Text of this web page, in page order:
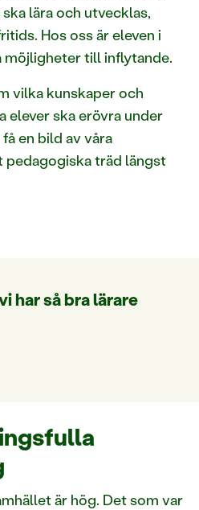
lära och utvecklas,
Hos oss är eleven i
till inflytande.
vilka kunskaper och
elever ska erövra under
en bild av våra
pedagogiska träd längst
har så bra lärare
är hög. Det som var